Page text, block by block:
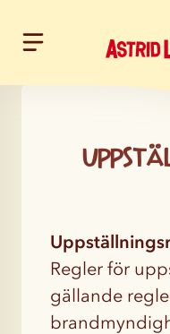
Hoppa till innehållet
Regler för
gällande